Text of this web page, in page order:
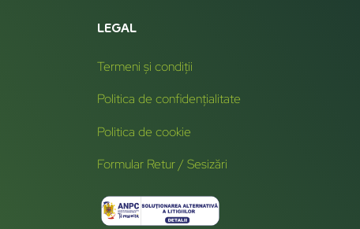
LEGAL
Termeni și condiții
Politica de confidențialitate
Politica de cookie
Formular Retur / Sesizări